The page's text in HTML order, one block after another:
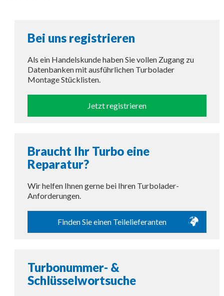
Bei uns registrieren
Als ein Handelskunde haben Sie vollen Zugang zu
Datenbanken mit ausführlichen Turbolader
Montage Stücklisten.
Jetzt registrieren
Braucht Ihr Turbo eine
Reparatur?
Wir helfen Ihnen gerne bei Ihren Turbolader-
Anforderungen.
Finden Sie einen Teilelieferanten
Turbonummer- &
Schlüsselwortsuche